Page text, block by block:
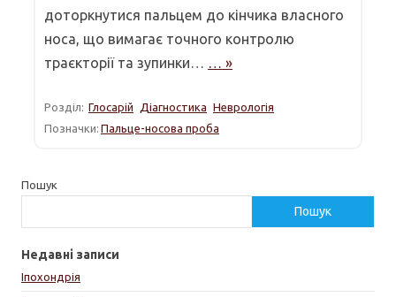
доторкнутися пальцем до кінчика власного
носа, що вимагає точного контролю
траєкторії та зупинки… … »
Розділ: Глосарій Діагностика Неврологія
Позначки: Пальце-носова проба
Пошук
Пошук
Недавні записи
Іпохондрія